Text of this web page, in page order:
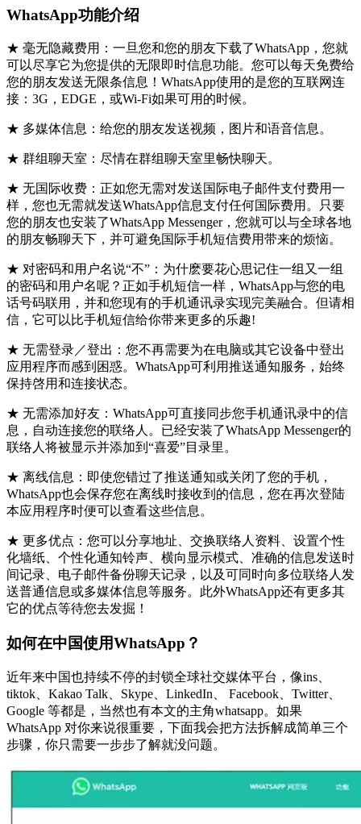
WhatsApp功能介绍
★ 毫无隐藏费用：一旦您和您的朋友下载了WhatsApp，您就
可以尽享它为您提供的无限即时信息功能。您可以每天免费给
您的朋友发送无限条信息！WhatsApp使用的是您的互联网连
接：3G，EDGE，或Wi-Fi如果可用的时候。
★ 多媒体信息：给您的朋友发送视频，图片和语音信息。
★ 群组聊天室：尽情在群组聊天室里畅快聊天。
★ 无国际收费：正如您无需对发送国际电子邮件支付费用一
样，您也无需就发送WhatsApp信息支付任何国际费用。只要
您的朋友也安装了WhatsApp Messenger，您就可以与全球各地
的朋友畅聊天下，并可避免国际手机短信费用带来的烦恼。
★ 对密码和用户名说“不”：为什麽要花心思记住一组又一组
的密码和用户名呢？正如手机短信一样，WhatsApp与您的电
话号码联用，并和您现有的手机通讯录实现完美融合。但请相
信，它可以比手机短信给你带来更多的乐趣!
★ 无需登录／登出：您不再需要为在电脑或其它设备中登出
应用程序而感到困惑。WhatsApp可利用推送通知服务，始终
保持啓用和连接状态。
★ 无需添加好友：WhatsApp可直接同步您手机通讯录中的信
息，自动连接您的联络人。已经安装了WhatsApp Messenger的
联络人将被显示并添加到“喜爱”目录里。
★ 离线信息：即使您错过了推送通知或关闭了您的手机，
WhatsApp也会保存您在离线时接收到的信息，您在再次登陆
本应用程序时便可以查看这些信息。
★ 更多优点：您可以分享地址、交换联络人资料、设置个性
化墙纸、个性化通知铃声、横向显示模式、准确的信息发送时
间记录、电子邮件备份聊天记录，以及可同时向多位联络人发
送普通信息或多媒体信息等服务。此外WhatsApp还有更多其
它的优点等待您去发掘！
如何在中国使用WhatsApp？
近年来中国也持续不停的封锁全球社交媒体平台，像ins、
tiktok、Kakao Talk、Skype、LinkedIn、 Facebook、Twitter、
Google 等都是，当然也有本文的主角whatsapp。如果
WhatsApp 对你来说很重要，下面我会把方法拆解成简单三个
步骤，你只需要一步步了解就没问题。